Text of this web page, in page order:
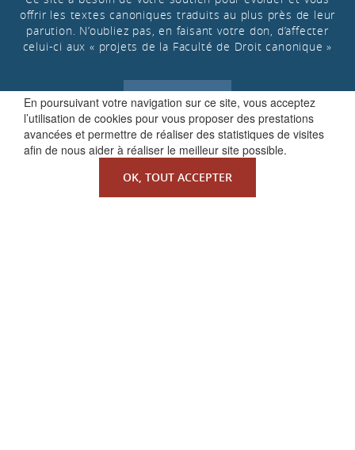
En poursuivant votre navigation sur ce site, vous acceptez
l’utilisation de cookies pour vous proposer des prestations
avancées et permettre de réaliser des statistiques de visites
afin de nous aider à réaliser le meilleur site possible.
OK, TOUT ACCEPTER
offrir les textes canoniques traduits au plus près de leur
parution. N’oubliez pas, en faisant votre don, d’affecter
celui-ci aux « projets de la Faculté de Droit canonique »
FAIRE UN DON